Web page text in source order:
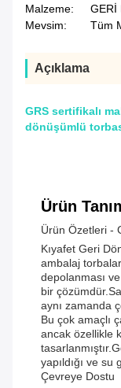
Malzeme:
GERİ
Mevsim:
Tüm
Açıklama
GRS sertifikalı
dönüşümlü
Ürün
Ürün Özetleri -
Kıyafet Geri
ambalaj
depolanması
bir
aynı zamanda
Bu çok amaçlı
ancak özellikle
yapıldığı ve
Çevreye Dostu